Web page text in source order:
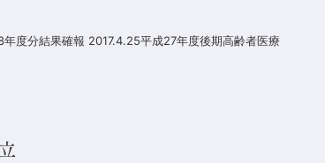
度分結果確報 2017.4.25平成27年度後期高齢者医療